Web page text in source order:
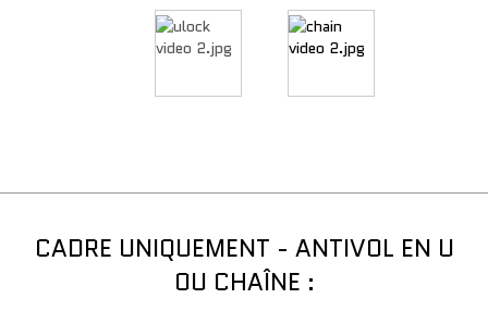
CADRE UNIQUEMENT - ANTIVOL EN U
OU CHAÎNE :